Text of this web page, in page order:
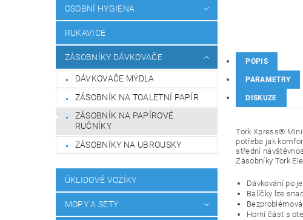
OSOBNÍ HYGIENA
RUKAVICE
ZÁSOBNÍKY DÁVKOVAČE
DÁVKOVAČE MÝDLA
ZÁSOBNÍK NA TOALETNÍ PAPÍR
ZÁSOBNÍK NA PAPÍROVÉ
RUČNÍKY
ZÁSOBNÍKY NA UBROUSKY
ÚKLIDOVÉ VOZÍKY
MOPY A SETY
POPIS
PARAMETRY
DISKUZE
Tork Xpress®
potřeba jak
střední
Zásobníky Tork
Dávkování po
Balíčky lze
Horní část s